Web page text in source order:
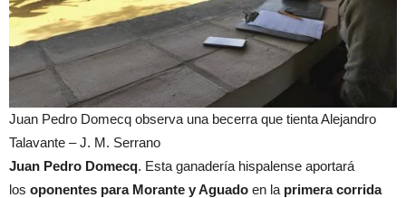
Juan Pedro Domecq observa una becerra que tienta Alejandro
Talavante –J. M. Serrano
Juan Pedro Domecq. Esta ganadería hispalense aportará
los oponentes para Morante y Aguado en la primera corrida